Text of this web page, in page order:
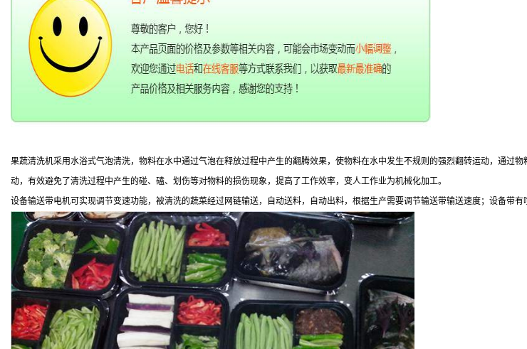
果蔬清洗机采用水浴式气泡清洗，物料在水中通过气泡在释放过程中产生的翻腾效果，使物料在水中发生不规则的强烈翻转运动，通过
动，有效避免了清洗过程中产生的碰、磕、划伤等对物料的损伤现象，提高了工作效率，变人工作业为机械化加工。
设备输送带电机可实现调节变速功能，被清洗的蔬菜经过网链输送，自动送料，自动出料，根据生产需要调节输送带输送速度；设备带